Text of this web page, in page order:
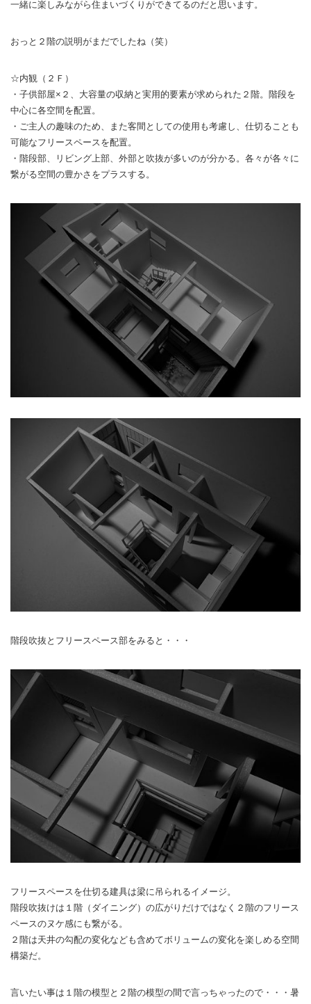
一緒に楽しみながら住まいづくりができてるのだと思います。
おっと２階の説明がまだでしたね（笑）
☆内観（２Ｆ）
・子供部屋×２、大容量の収納と実用的要素が求められた２階。階段を
中心に各空間を配置。
・ご主人の趣味のため、また客間としての使用も考慮し、仕切ることも
可能なフリースペースを配置。
・階段部、リビング上部、外部と吹抜が多いのが分かる。各々が各々に
繋がる空間の豊かさをプラスする。
階段吹抜とフリースペース部をみると・・・
フリースペースを仕切る建具は梁に吊られるイメージ。
階段吹抜けは１階（ダイニング）の広がりだけではなく２階のフリース
ペースのヌケ感にも繋がる。
２階は天井の勾配の変化なども含めてボリュームの変化を楽しめる空間
構築だ。
言いたい事は１階の模型と２階の模型の間で言っちゃったので・・・暑